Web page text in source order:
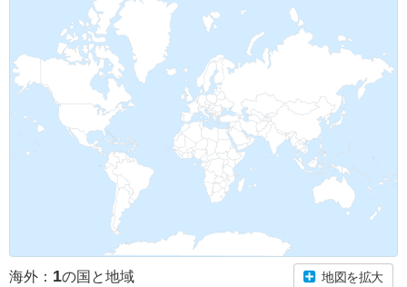
海外： 1の国と地域 地図を拡大